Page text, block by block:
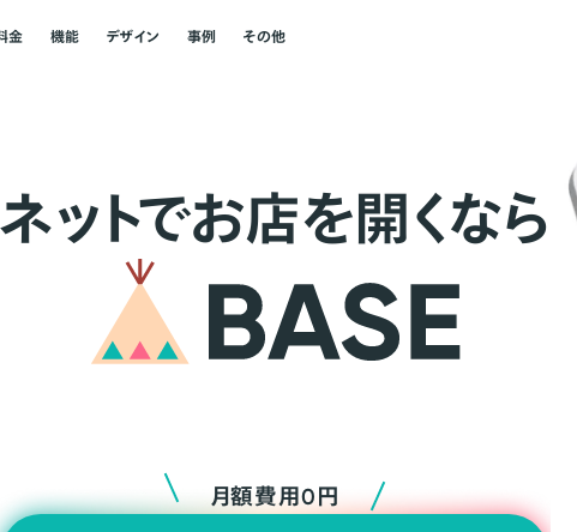
金 機能 デザイン 事例 その他
ネッ トでお店を開くなら
月額費用0円